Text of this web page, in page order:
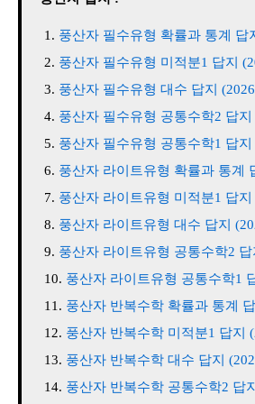
풍산자 필수유형 확률과 통계 답
풍산자 필수유형 미적분1 답지
풍산자 필수유형 대수 답지
풍산자 필수유형 공통수학2 답지
풍산자 필수유형 공통수학1 답지
풍산자 라이트유형 확률과 통계
풍산자 라이트유형 미적분1 답지
풍산자 라이트유형 대수 답지
풍산자 라이트유형 공통수학2 답
풍산자 라이트유형 공통수학1
풍산자 반복수학 확률과 통계
풍산자 반복수학 미적분1 답지
풍산자 반복수학 대수 답지
풍산자 반복수학 공통수학2 답